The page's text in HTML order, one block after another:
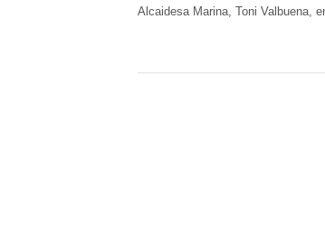
Alcaidesa Marina, Toni Valbuena,